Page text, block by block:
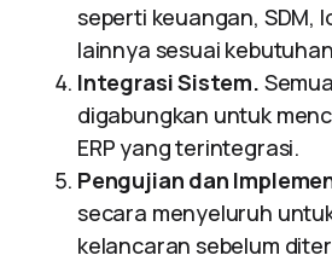
seperti keuangan, SDM,
lainnya sesuai
Integrasi Sistem.
digabungkan untuk
ERP yang terintegrasi.
Pengujian dan
secara menyeluruh
kelancaran sebelum